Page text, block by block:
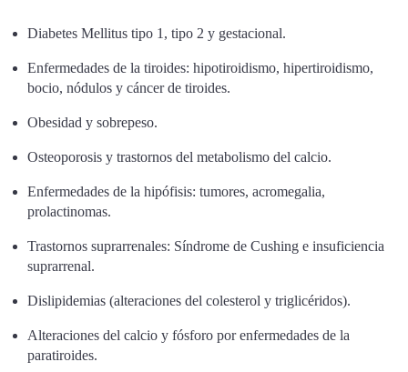
Diabetes Mellitus tipo 1, tipo 2 y gestacional.
Enfermedades de la tiroides: hipotiroidismo, hipertiroidismo,
bocio, nódulos y cáncer de tiroides.
Obesidad y sobrepeso.
Osteoporosis y trastornos del metabolismo del calcio.
Enfermedades de la hipófisis: tumores, acromegalia,
prolactinomas.
Trastornos suprarrenales: Síndrome de Cushing e insuficiencia
suprarrenal.
Dislipidemias (alteraciones del colesterol y triglicéridos).
Alteraciones del calcio y fósforo por enfermedades de la
paratiroides.